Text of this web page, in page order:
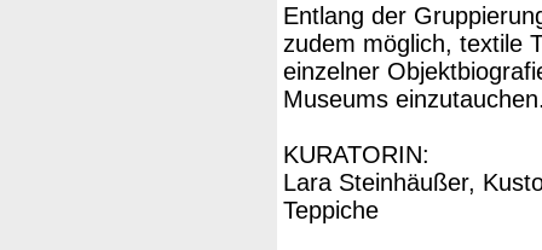
Entlang der
zudem möglich, textile
einzelner
Museums
KURATORIN:
Lara Steinhäußer,
Teppiche